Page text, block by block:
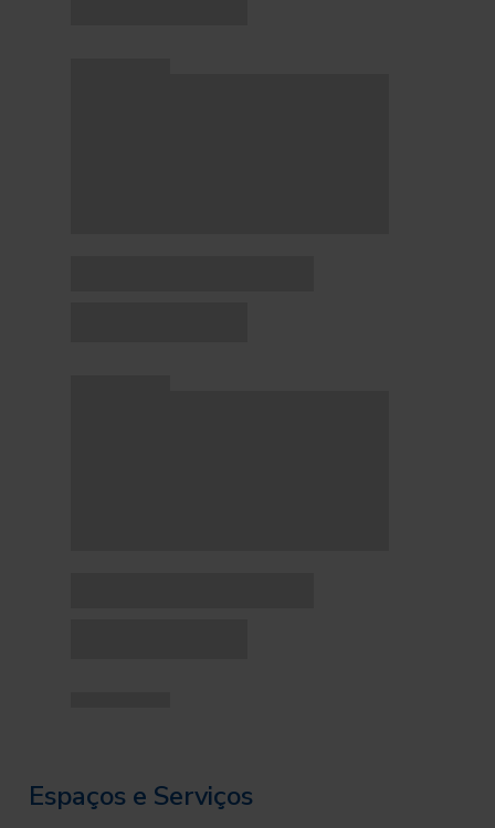
Espaços e Serviços